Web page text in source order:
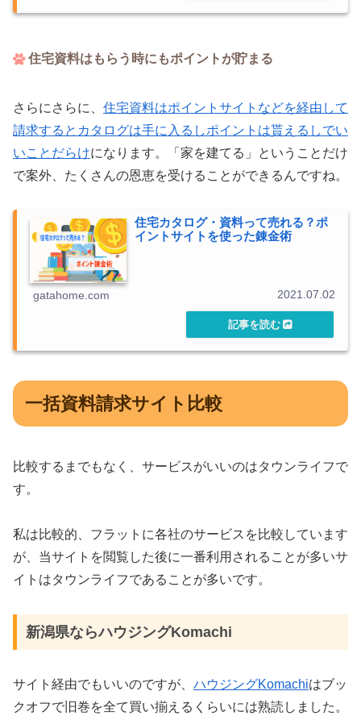
住宅資料はもらう時にもポイントが貯まる
さらにさらに、 住宅資料はポイントサイトなどを経由して
請求するとカタログは手に入るしポイントは貰えるしでい
いことだらけになります。「家を建てる」ということだけ
で案外、たくさんの恩恵を受けることができるんですね。
住宅カタログ・資料って売れる？ポ
イントサイトを使った錬金術
gatahome.com 2021.07.02
一括資料請求サイト比較
比較するまでもなく、サービスがいいのはタウンライフで
す。
私は比較的、フラットに各社のサービスを比較しています
が、当サイトを閲覧した後に一番利用されることが多いサ
イトはタウンライフであることが多いです。
新潟県ならハウジングKomachi
サイト経由でもいいのですが、 ハウジングKomachiはブッ
クオフで旧巻を全て買い揃えるくらいには熟読しました。